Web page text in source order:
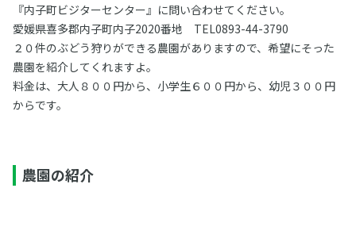
『内子町ビジターセンター』に問い合わせてください。
愛媛県喜多郡内子町内子2020番地 TEL0893-44-3790
２０件のぶどう狩りができる農園がありますので、希望にそった
農園を紹介してくれますよ。
料金は、大人８００円から、小学生６００円から、幼児３００円
からです。
農園の紹介